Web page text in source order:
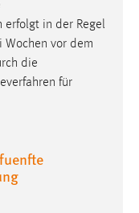
erfolgt in der Regel
vor dem
die
für